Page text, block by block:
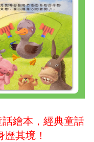
繪本，經典童話
其境！